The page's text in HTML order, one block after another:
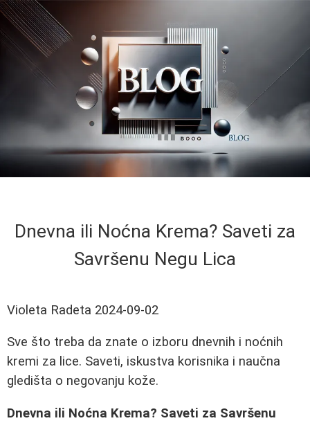
Dnevna ili Noćna Krema? Saveti za
Savršenu Negu Lica
Violeta Radeta 2024-09-02
Sve što treba da znate o izboru dnevnih i noćnih
kremi za lice. Saveti, iskustva korisnika i naučna
gledišta o negovanju kože.
Dnevna ili Noćna Krema? Saveti za Savršenu